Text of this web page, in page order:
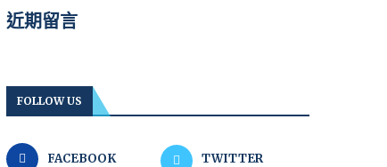
近期留言
FOLLOW US
FACEBOOK TWITTER